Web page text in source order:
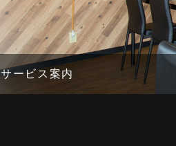
サービス案内